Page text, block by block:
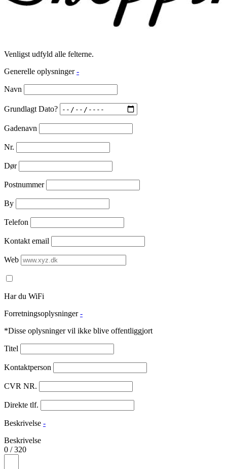
Venligst udfyld alle felterne.
Generelle oplysninger -
Navn
Grundlagt Dato?
Gadenavn
Nr.
Dør
Postnummer
By
Telefon
Kontakt email
Web
Har du WiFi
Forretningsoplysninger -
*Disse oplysninger vil ikke blive offentliggjort
Titel
Kontaktperson
CVR NR.
Direkte tlf.
Beskrivelse -
Beskrivelse
0 /320